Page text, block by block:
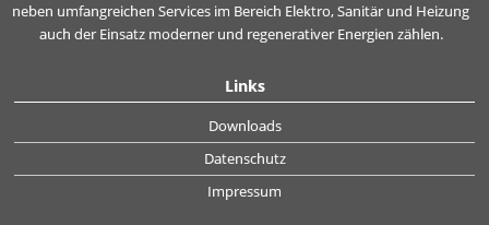
neben umfangreichen Services im Bereich Elektro, Sanitär und Heizung
auch der Einsatz moderner und regenerativer Energien zählen.
Links
Downloads
Datenschutz
Impressum